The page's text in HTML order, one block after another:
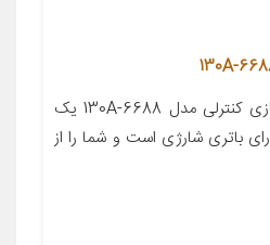
معرفی محصول ماشین بازی کنترلی مدل 6688-130A یک
باتری شارژی است و شما را از